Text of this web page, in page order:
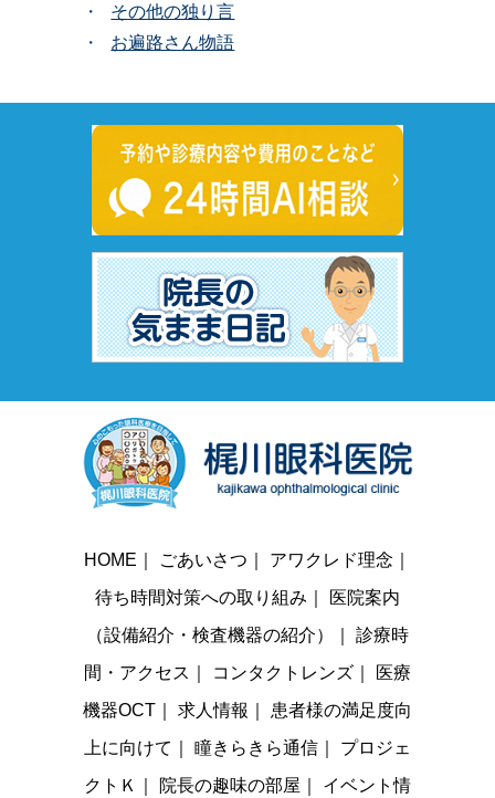
その他の独り言
お遍路さん物語
HOME ごあいさつ アワクレド理念
待ち時間対策への取り組み
医院案内
（設備紹介・検査機器の紹介）
診療時
間・アクセス
コンタクトレンズ
医療
機器OCT
求人情報
患者様の満足度向
上に向けて
瞳きらきら通信
プロジェ
クトＫ
院長の趣味の部屋 イベント情